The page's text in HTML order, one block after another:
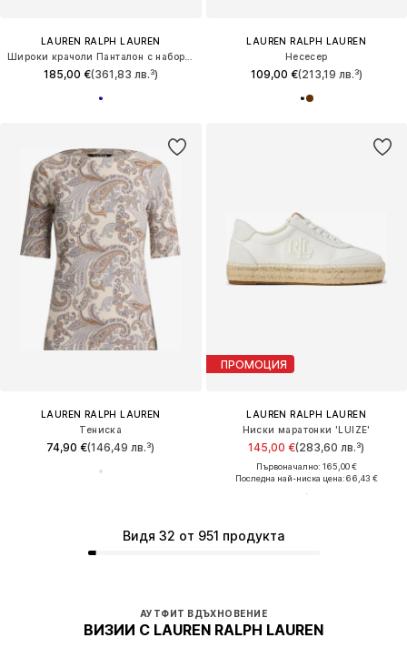
LAUREN RALPH LAUREN
185,00 €(361,83 лв.³)
LAUREN RALPH LAUREN
Несесер
109,00 €(213,19 лв.³)
LAUREN RALPH LAUREN
Тениска
74,90 €(146,49 лв.³)
ПРОМОЦИЯ
LAUREN RALPH LAUREN
Ниски маратонки 'LUIZE'
145,00 €(283,60 лв.³)
Първоначално: 165,00 €
Последна най-ниска цена:66,43 €
Видя 32 от 951 продукта
АУТФИТ ВДЪХНОВЕНИЕ
ВИЗИИ С LAUREN RALPH LAUREN